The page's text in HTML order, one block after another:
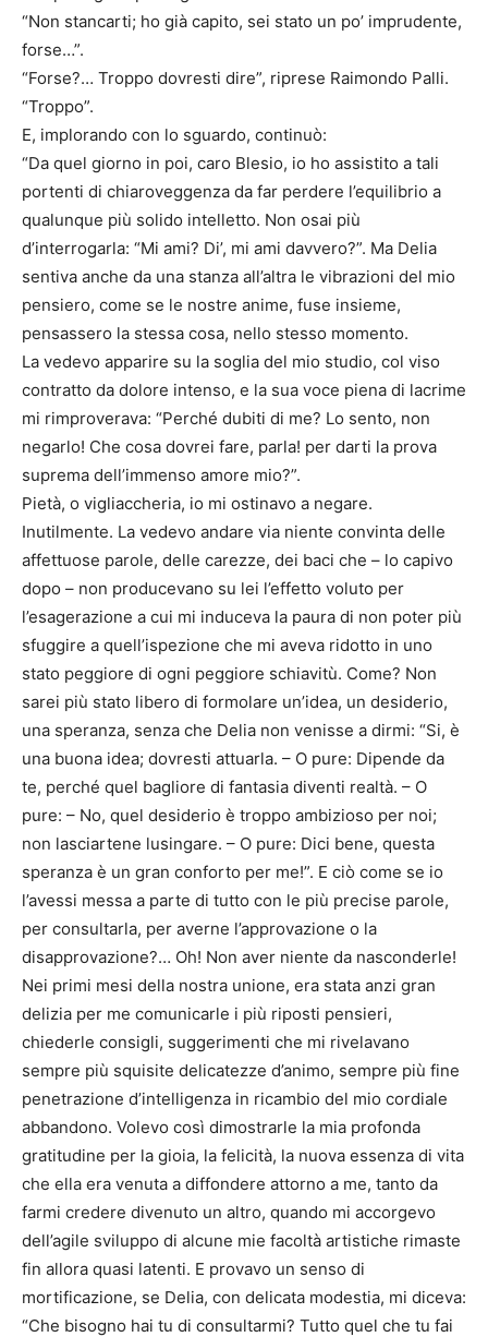
“Non stancarti; ho già capito, sei stato un po’ imprudente,
forse…”.
“Forse?… Troppo dovresti dire”, riprese Raimondo Palli.
“Troppo”.
E, implorando con lo sguardo, continuò:
“Da quel giorno in poi, caro Blesio, io ho assistito a tali
portenti di chiaroveggenza da far perdere l’equilibrio a
qualunque più solido intelletto. Non osai più
d’interrogarla: “Mi ami? Di’, mi ami davvero?”. Ma Delia
sentiva anche da una stanza all’altra le vibrazioni del mio
pensiero, come se le nostre anime, fuse insieme,
pensassero la stessa cosa, nello stesso momento.
La vedevo apparire su la soglia del mio studio, col viso
contratto da dolore intenso, e la sua voce piena di lacrime
mi rimproverava: “Perché dubiti di me? Lo sento, non
negarlo! Che cosa dovrei fare, parla! per darti la prova
suprema dell’immenso amore mio?”.
Pietà, o vigliaccheria, io mi ostinavo a negare.
Inutilmente. La vedevo andare via niente convinta delle
affettuose parole, delle carezze, dei baci che – lo capivo
dopo – non producevano su lei l’effetto voluto per
l’esagerazione a cui mi induceva la paura di non poter più
sfuggire a quell’ispezione che mi aveva ridotto in uno
stato peggiore di ogni peggiore schiavitù. Come? Non
sarei più stato libero di formolare un’idea, un desiderio,
una speranza, senza che Delia non venisse a dirmi: “Si, è
una buona idea; dovresti attuarla. – O pure: Dipende da
te, perché quel bagliore di fantasia diventi realtà. – O
pure: – No, quel desiderio è troppo ambizioso per noi;
non lasciartene lusingare. – O pure: Dici bene, questa
speranza è un gran conforto per me!”. E ciò come se io
l’avessi messa a parte di tutto con le più precise parole,
per consultarla, per averne l’approvazione o la
disapprovazione?… Oh! Non aver niente da nasconderle!
Nei primi mesi della nostra unione, era stata anzi gran
delizia per me comunicarle i più riposti pensieri,
chiederle consigli, suggerimenti che mi rivelavano
sempre più squisite delicatezze d’animo, sempre più fine
penetrazione d’intelligenza in ricambio del mio cordiale
abbandono. Volevo così dimostrarle la mia profonda
gratitudine per la gioia, la felicità, la nuova essenza di vita
che ella era venuta a diffondere attorno a me, tanto da
farmi credere divenuto un altro, quando mi accorgevo
dell’agile sviluppo di alcune mie facoltà artistiche rimaste
fin allora quasi latenti. E provavo un senso di
mortificazione, se Delia, con delicata modestia, mi diceva:
“Che bisogno hai tu di consultarmi? Tutto quel che tu fai